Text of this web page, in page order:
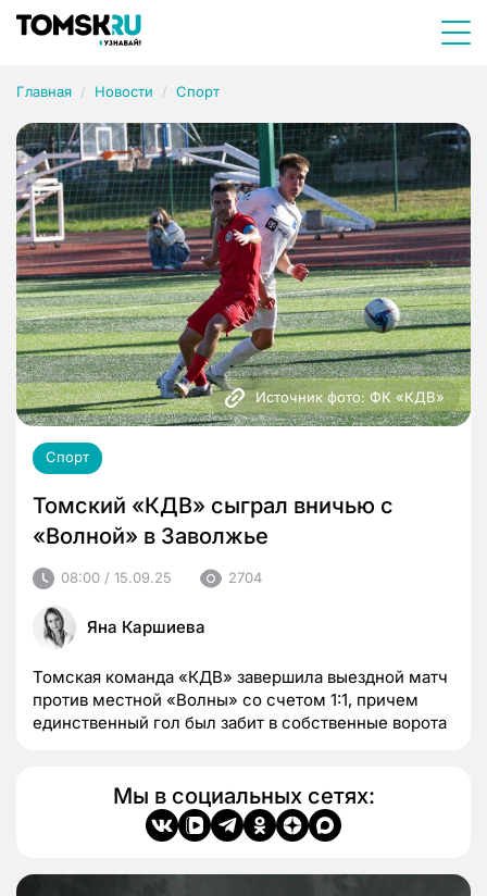
Главная Новости Спорт
Источник фото: ФК «КДВ»
Спорт
Томский «КДВ» сыграл вничью с
«Волной» в Заволжье
08:00 / 15.09.25 2704
Яна Каршиева
Томская команда «КДВ» завершила выездной матч
против местной «Волны» со счетом 1:1, причем
единственный гол был забит в собственные ворота
Мы в социальных сетях: